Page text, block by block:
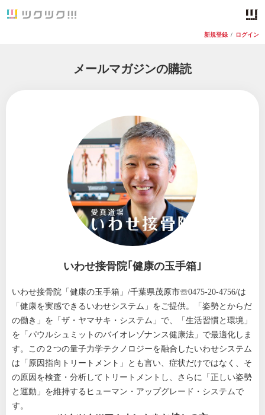
新規登録 / ログイン
メールマガジンの購読
いわせ接骨院｢健康の玉手箱｣
いわせ接骨院「健康の玉手箱」/千葉県茂原市☏0475-20-4756/は
「健康を実感できるいわせシステム」をご提供。「姿勢とからだ
の働き」を「ザ・ヤマサキ・システム」で、「生活習慣と環境」
を「パウルシュミットのバイオレゾナンス健康法」で最適化しま
す。この２つの量子力学テクノロジーを融合したいわせシステム
は「原因指向トリートメント」とも言い、症状だけではなく、そ
の原因を検査・分析してトリートメントし、さらに「正しい姿勢
と運動」を維持するヒューマン・アップグレード・システムで
す。